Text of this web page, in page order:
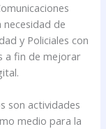
necesidad de
y Policiales con
a fin de mejorar
son actividades
medio para la